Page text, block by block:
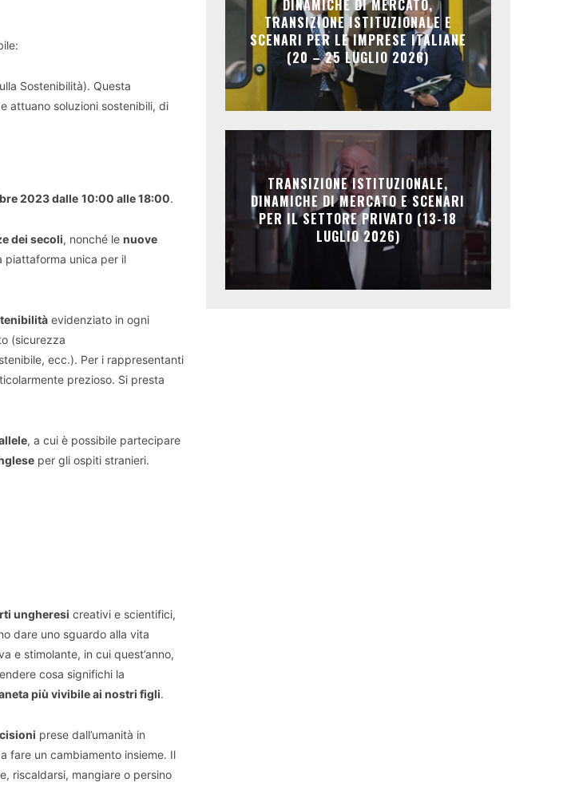
Sostenibilità). Questa
attuano soluzioni sostenibili, di
2023 dalle 10:00 alle 18:00.
dei secoli, nonché le nuove
piattaforma unica per il
evidenziato in ogni
(sicurezza
ecc.). Per i rappresentanti
prezioso. Si presta
, a cui è possibile partecipare
per gli ospiti stranieri.
ungheresi creativi e scientifici,
dare uno sguardo alla vita
e stimolante, in cui quest’anno,
cosa significhi la
più vivibile ai nostri figli.
prese dall’umanità in
fare un cambiamento insieme. Il
riscaldarsi, mangiare o persino
DINAMICHE DI MERCATO,
TRANSIZIONE ISTITUZIONALE E
SCENARI PER LE IMPRESE ITALIANE
(20 – 25 LUGLIO 2026)
TRANSIZIONE ISTITUZIONALE,
DINAMICHE DI MERCATO E SCENARI
PER IL SETTORE PRIVATO (13-18
LUGLIO 2026)